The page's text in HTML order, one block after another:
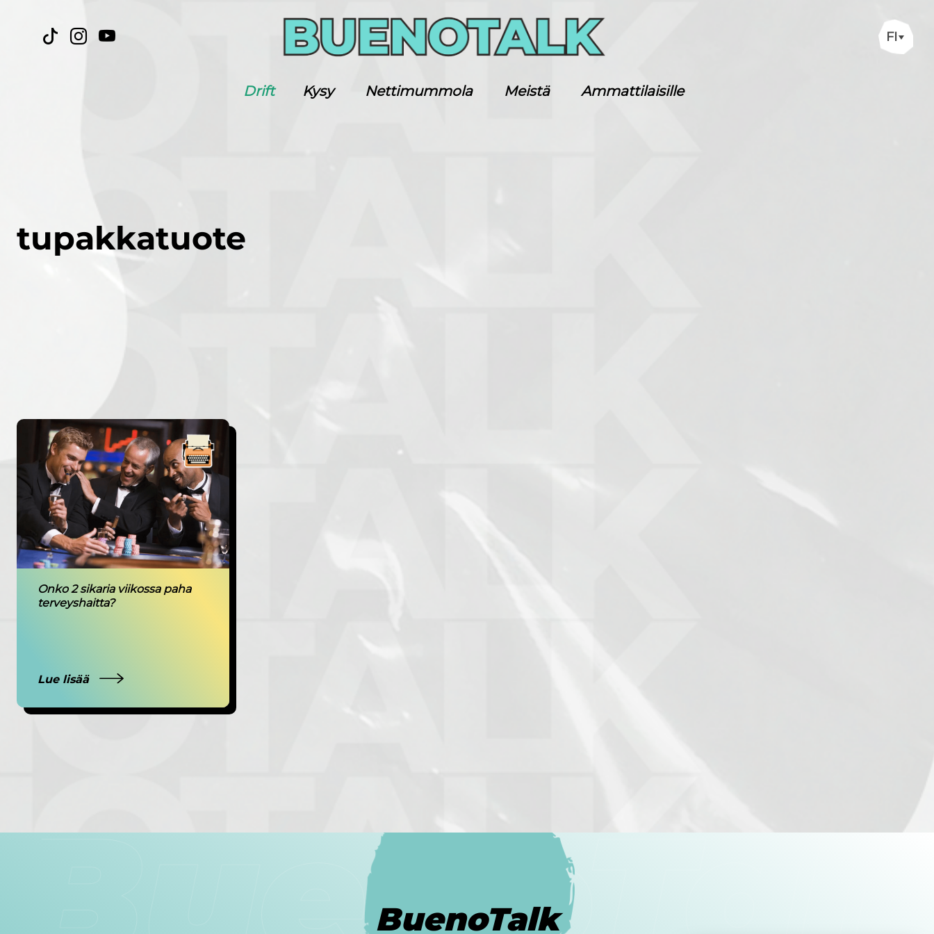
FI
Drift Kysy Nettimummola Meistä Ammattilaisille
tupakkatuote
Onko 2 sikaria viikossa paha
terveyshaitta?
Lue lisää
BuenoTalk